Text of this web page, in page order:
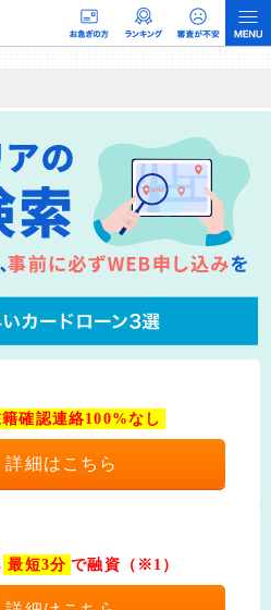
るという収益モデルです。 ただし、特定の
当編集部の調査／ユーザーへの口コミ収集な
を行っています。
確認連絡100%なし
詳細はこちら
最短3分 で融資（※1）